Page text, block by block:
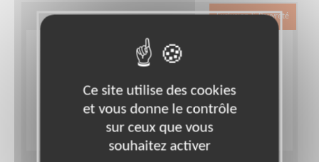
Exclusion & Pauvreté
Ce site utilise des cookies
et vous donne le contrôle
sur ceux que vous
souhaitez activer